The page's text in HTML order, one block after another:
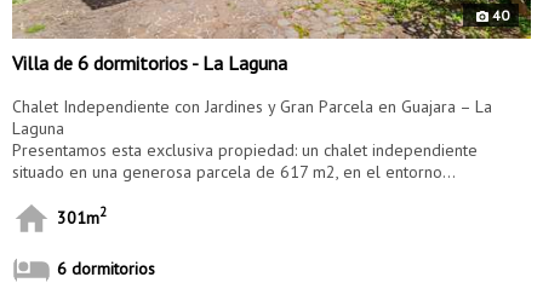
40
Villa de 6 dormitorios - La Laguna
Chalet Independiente con Jardines y Gran Parcela en Guajara – La
Laguna
Presentamos esta exclusiva propiedad: un chalet independiente
situado en una generosa parcela de 617 m2, en el entorno...
301m2
6 dormitorios